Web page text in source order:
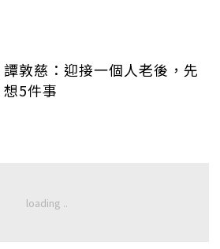
譚敦慈：迎接一個人老後，先
想5件事